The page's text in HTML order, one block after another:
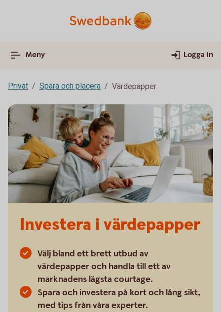
Meny Logga in
Privat Spara och placera Värdepapper
Investera i värdepapper
Välj bland ett brett utbud av
värdepapper och handla till ett av
marknadens lägsta courtage.
Spara och investera på kort och lång sikt,
med tips från våra experter.